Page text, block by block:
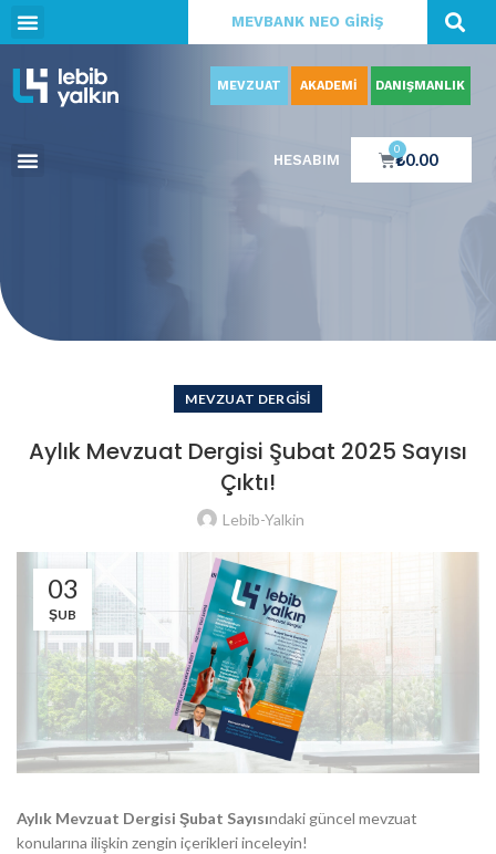
MEVBANK NEO GİRİŞ
MEVZUAT AKADEMİ DANIŞMANLIK
HESABIM ₺0.00
0
MEVZUAT DERGISI
Aylık Mevzuat Dergisi Şubat 2025 Sayısı
Çıktı!
Lebib-Yalkin
03
ŞUB
Aylık Mevzuat Dergisi Şubat Sayısındaki güncel mevzuat
konularına ilişkin zengin içerikleri inceleyin!